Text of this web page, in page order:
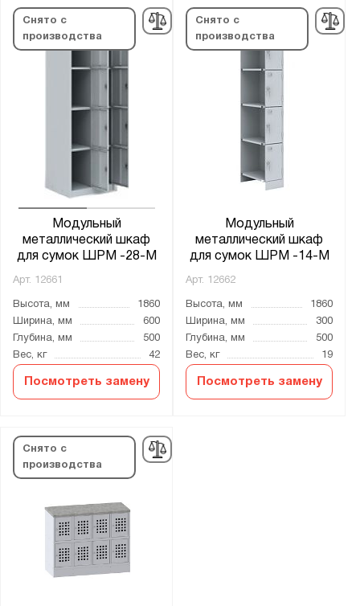
Снято с
производства
Модульный
металлический шкаф
для сумок ШРМ -28-М
Арт. 12661
Высота, мм
1860
Ширина, мм
600
Глубина, мм
500
Вес, кг
42
Посмотреть замену
Снято с
производства
Модульный
металлический шкаф
для сумок ШРМ -14-М
Арт. 12662
Высота, мм
1860
Ширина, мм
300
Глубина, мм
500
Вес, кг
19
Посмотреть замену
Снято с
производства